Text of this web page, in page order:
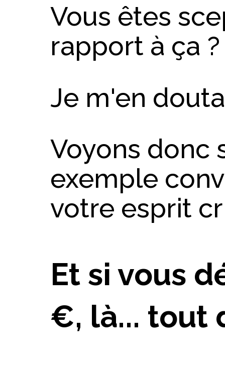
Vous êtes
rapport à ça ?
Je m'en
Voyons donc
exemple
votre esprit
Et si vous
€, là... tout